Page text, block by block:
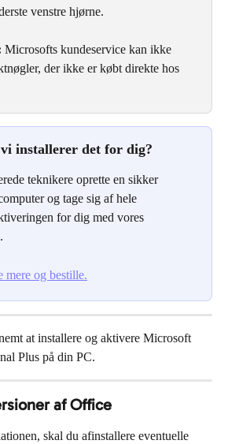
venstre hjørne.
Microsofts kundeservice kan ikke
der ikke er købt direkte hos
installerer det for dig?
teknikere oprette en sikker
og tage sig af hele
for dig med vores
og bestille.
at installere og aktivere Microsoft
Plus på din PC.
af Office
skal du afinstallere eventuelle